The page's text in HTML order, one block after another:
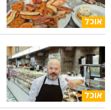
אוכל
אוכל